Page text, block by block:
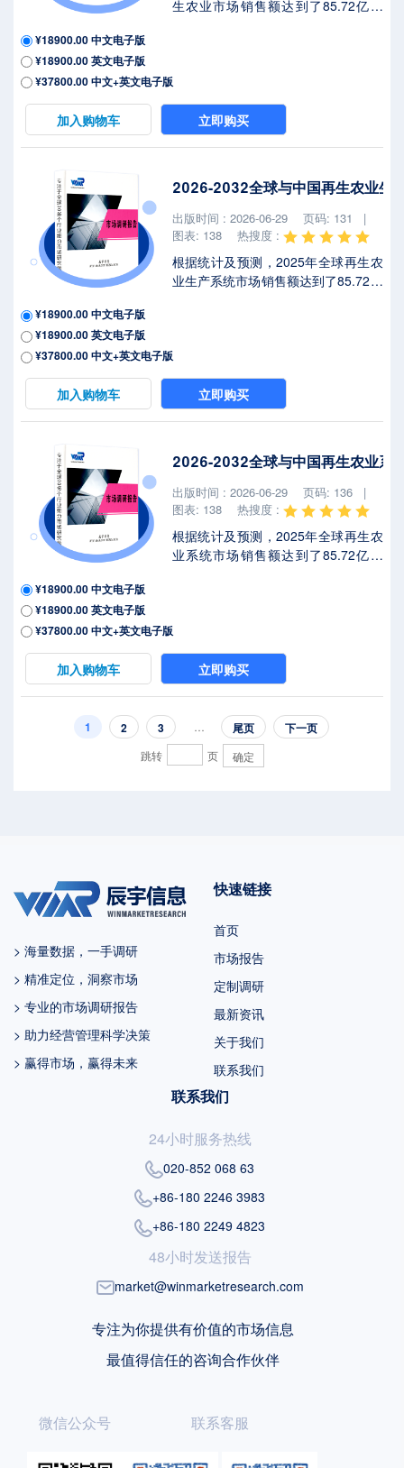
生农业市场销售额达到了85.72亿美
看，中国市场在过去几年变化较快，
2025年市场规模为 百万美元，约占全
球的 %，预计2032年将达到 百万美
元，届时全球占比将达到 %。本文研
及未来发展趋势，侧重分析全球及中
国市场的主要企业，同时对比北美、
欧洲、中国、日本、东南亚和印度等
地区的现状及未来发展趋势。生态再
生农业是一种以...
¥18900.00 中文电子版
¥18900.00 英文电子版
¥37800.00 中文+英文电子版
加入购物车 立即购买
2026-2032全球与中国再生农业生
出版时间 : 2026-06-29
页码: 131 |
图表: 138
热搜度 :
根据统计及预测，2025年全球再生农
业生产系统市场销售额达到了85.72亿
看，中国市场在过去几年变化较快，
2025年市场规模为 百万美元，约占全
球的 %，预计2032年将达到 百万美
元，届时全球占比将达到 %。本文研
现状及未来发展趋势，侧重分析全球
及中国市场的主要企业，同时对比北
美、欧洲、中国、日本、东南亚和印
度等地区的现状及未来发展趋势。再
生农业生产...
¥18900.00 中文电子版
¥18900.00 英文电子版
¥37800.00 中文+英文电子版
加入购物车 立即购买
2026-2032全球与中国再生农业系
出版时间 : 2026-06-29
页码: 136 |
图表: 138
热搜度 :
根据统计及预测，2025年全球再生农
业系统市场销售额达到了85.72亿美
看，中国市场在过去几年变化较快，
2025年市场规模为 百万美元，约占全
球的 %，预计2032年将达到 百万美
元，届时全球占比将达到 %。本文研
及未来发展趋势，侧重分析全球及中
国市场的主要企业，同时对比北美、
欧洲、中国、日本、东南亚和印度等
¥18900.00 中文电子版
¥18900.00 英文电子版
¥37800.00 中文+英文电子版
加入购物车 立即购买
1 2 3 尾页 下一页
跳转 页 确定
> 海量数据，一手调研
> 精准定位，洞察市场
> 专业的市场调研报告
> 助力经营管理科学决策
> 赢得市场，赢得未来
快速链接
首页
市场报告
定制调研
最新资讯
关于我们
联系我们
联系我们
24小时服务热线
020-852 068 63
+86-180 2246 3983
+86-180 2249 4823
48小时发送报告
market@winmarketresearch.com
专注为你提供有价值的市场信息
最值得信任的咨询合作伙伴
微信公众号 联系客服